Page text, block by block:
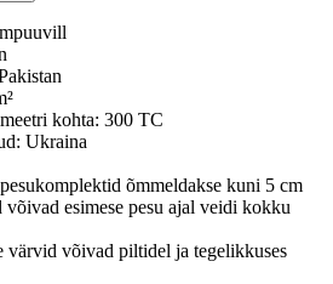
kohta: 300 TC
Ukraina
õmmeldakse kuni 5 cm
võivad esimese pesu ajal veidi kokku
värvid võivad piltidel ja tegelikkuses